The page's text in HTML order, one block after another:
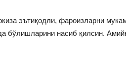
эътиқодли, фароизларни
бўлишларини насиб қилсин.